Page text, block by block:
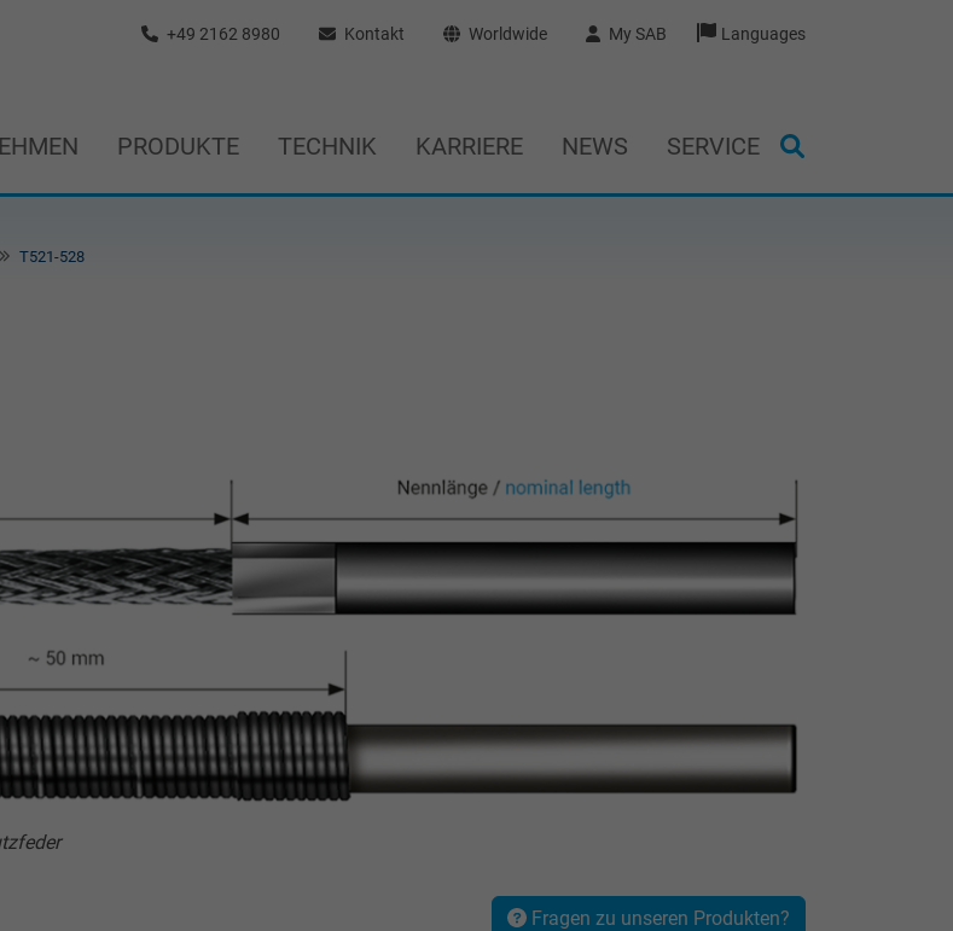
+49 2162 8980 Kontakt Worldwide My SAB Languages
PRODUKTE TECHNIK KARRIERE NEWS SERVICE
T521-528
Fragen zu unseren Produkten?